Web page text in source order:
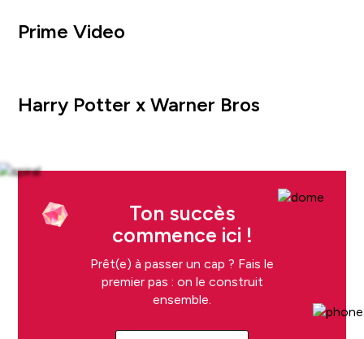
Prime Video
Harry Potter x Warner Bros
Ton succès
commence ici !
Prêt(e) à passer un cap ? Fais le
premier pas : on le construit
ensemble.